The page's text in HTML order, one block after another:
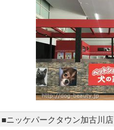
■ニッケパークタウン加古川店